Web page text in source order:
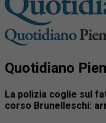
Quotidiano
La polizia coglie sul
corso Brunelleschi: